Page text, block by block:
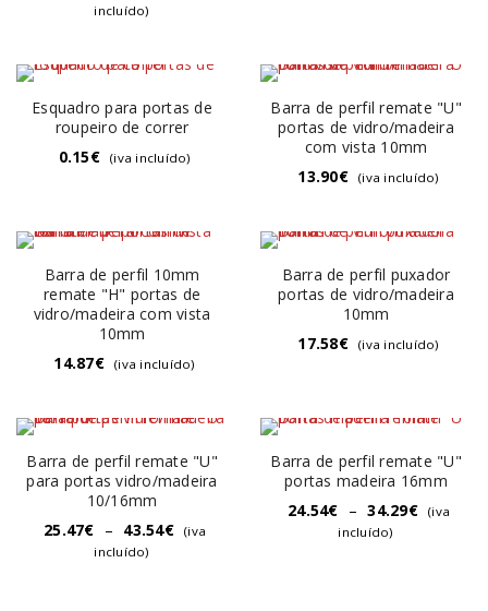
incluído)
Esquadro para portas de
roupeiro de correr
0.15€ (iva incluído)
Barra de perfil remate "U"
portas de vidro/madeira
com vista 10mm
13.90€ (iva incluído)
Barra de perfil 10mm
remate "H" portas de
vidro/madeira com vista
10mm
14.87€ (iva incluído)
Barra de perfil puxador
portas de vidro/madeira
10mm
17.58€ (iva incluído)
Barra de perfil remate "U"
para portas vidro/madeira
10/16mm
25.47€ – 43.54€
(iva
incluído)
Barra de perfil remate "U"
portas madeira 16mm
24.54€ – 34.29€
(iva
incluído)